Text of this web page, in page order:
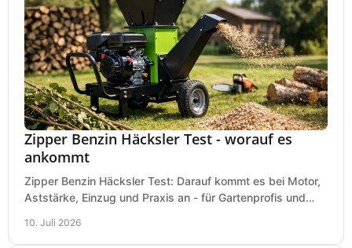
Zipper Benzin Häcksler Test - worauf es
ankommt
Zipper Benzin Häcksler Test: Darauf kommt es bei Motor,
Aststärke, Einzug und Praxis an - für Gartenprofis und
10. Juli 2026